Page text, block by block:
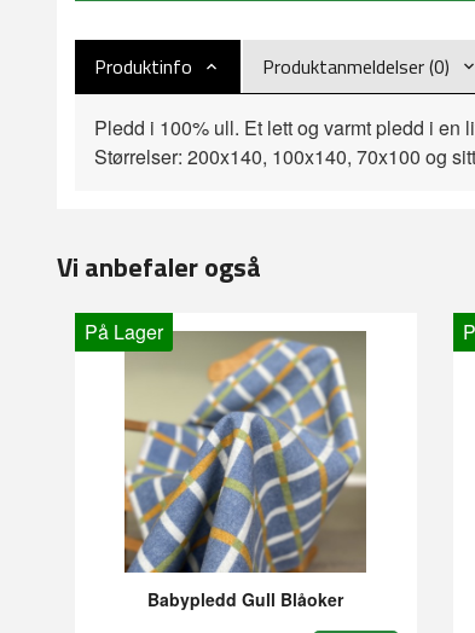
Produktinfo Produktanmeldelser (0)
Pledd i 100% ull. Et lett og varmt pledd i en
Størrelser: 200x140, 100x140, 70x100 og
Vi anbefaler også
På Lager
Babypledd Gull Blåoker